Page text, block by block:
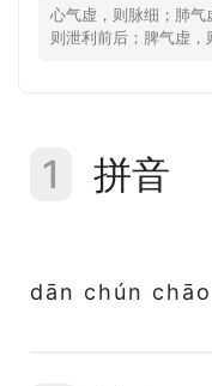
心气虚，则脉细；肺气
则泄利前后；脾气虚，
1 拼音
dān chún